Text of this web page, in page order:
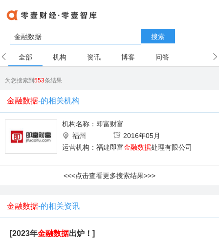
搜索
全部 机构 资讯 博客 问答
为您搜索到553条结果
金融数据-的相关机构
机构名称： 即富财富
福州
2016年05月
运营机构：福建即富金融数据处理有限公司
<<<点击查看更多搜索结果>>>
金融数据-的相关资讯
[2023年金融数据出炉！]